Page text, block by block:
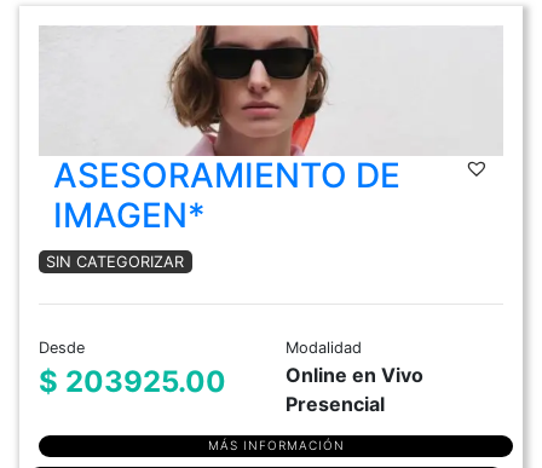
ASESORAMIENTO DE
IMAGEN*
SIN CATEGORIZAR
Desde
$ 203925.00
Modalidad
Online en Vivo
Presencial
MÁS INFORMACIÓN